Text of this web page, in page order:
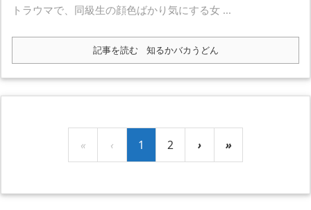
トラウマで、同級生の顔色ばかり気にする女 ...
記事を読む 知るかバカうどん
« ‹ 1 2 › »